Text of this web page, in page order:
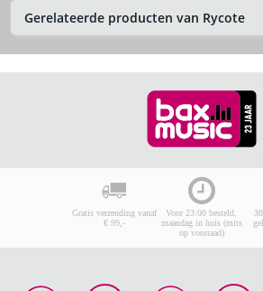
Gerelateerde producten van Rycote
Gratis verzending vanaf
€ 99,-
Voor 23:00 besteld,
maandag in huis (mits
op voorraad)